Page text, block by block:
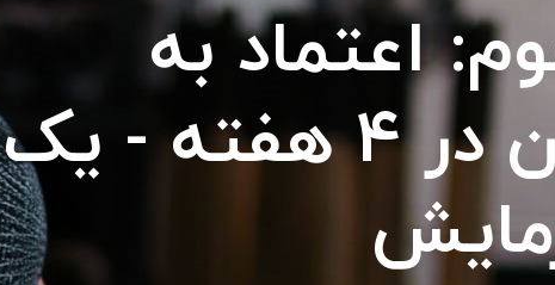
اعتماد به
نفس بدن در 4 هفته - یک